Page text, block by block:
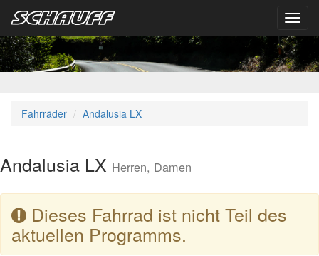
Fahrräder Andalusia LX
Andalusia LX Herren, Damen
Dieses Fahrrad ist nicht Teil des
aktuellen Programms.